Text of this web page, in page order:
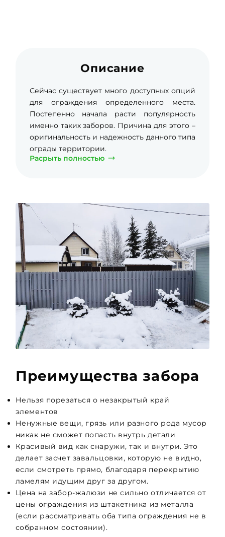
Описание
Сейчас существует много доступных опций
для ограждения определенного места.
Постепенно начала расти популярность
именно таких заборов. Причина для этого –
оригинальность и надежность данного типа
ограды территории.
Расрыть полностью
Преимущества забора
Нельзя порезаться о незакрытый край
элементов
Ненужные вещи, грязь или разного рода мусор
никак не сможет попасть внутрь детали
Красивый вид как снаружи, так и внутри. Это
делает засчет завальцовки, которую не видно,
если смотреть прямо, благодаря перекрытию
ламелям идущим друг за другом.
Цена на зaбoр-жалюзи не сильно отличается от
цены ограждения из штакетника из металла
(если рассматривать оба типа ограждения не в
собранном состоянии).